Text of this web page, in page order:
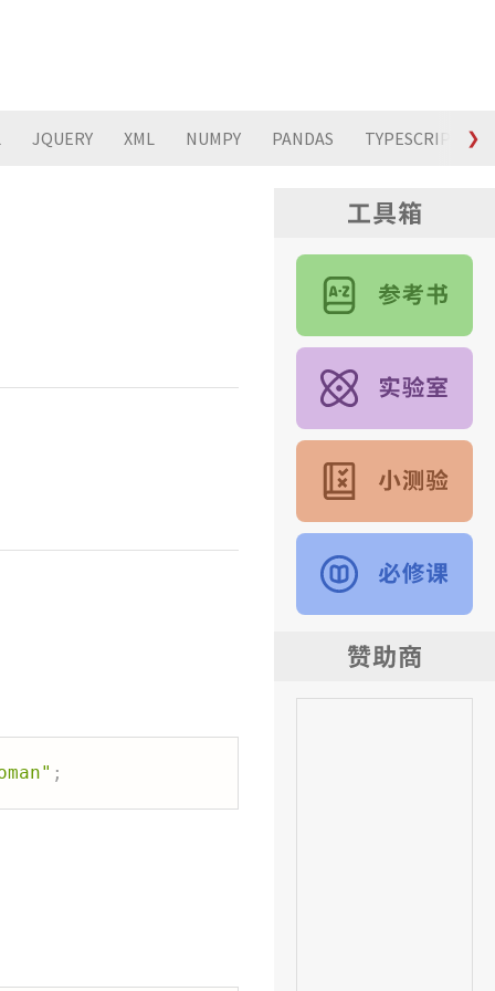
JQUERY XML NUMPY PANDAS TYPESCRIPT ❯
;